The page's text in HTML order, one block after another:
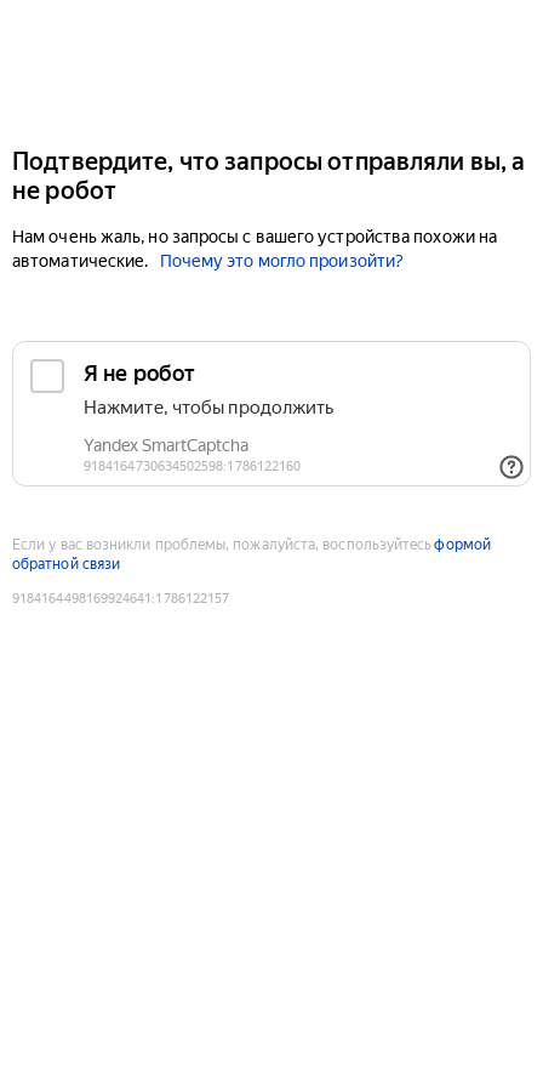
Подтвердите, что запросы отправляли вы, а
не робот
Нам очень жаль, но запросы с вашего устройства похожи на
автоматические.
Почему это могло произойти?
Если у вас возникли проблемы, пожалуйста, воспользуйтесьформой
обратной связи
9184164498169924641 :1786122157